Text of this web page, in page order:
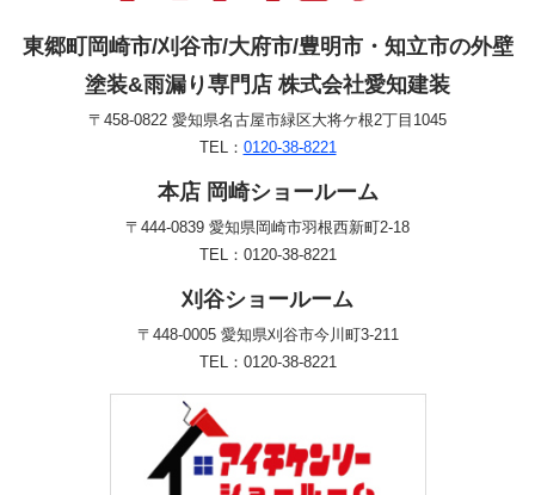
東郷町岡崎市/刈谷市/大府市/豊明市・知立市の外壁
塗装&雨漏り専門店 株式会社愛知建装
〒458-0822 愛知県名古屋市緑区大将ケ根2丁目1045
TEL： 0120-38-8221
本店 岡崎ショールーム
〒444-0839 愛知県岡崎市羽根西新町2-18
TEL：0120-38-8221
刈谷ショールーム
〒448-0005 愛知県刈谷市今川町3-211
TEL：0120-38-8221